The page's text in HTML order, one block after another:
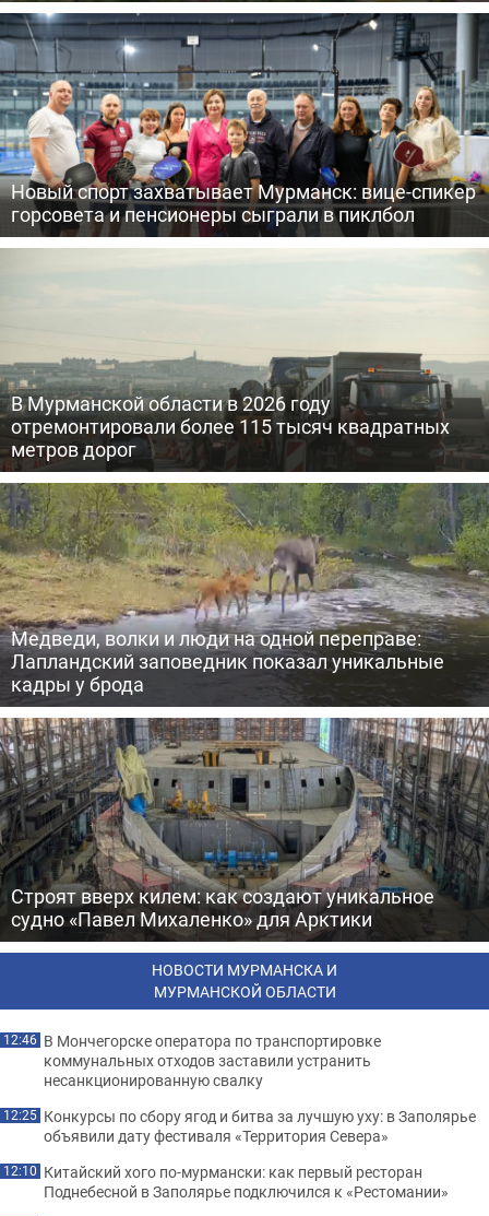
Новый спорт захватывает Мурманск: вице-спикер
горсовета и пенсионеры сыграли в пиклбол
В Мурманской области в 2026 году
отремонтировали более 115 тысяч квадратных
метров дорог
Медведи, волки и люди на одной переправе:
Лапландский заповедник показал уникальные
кадры у брода
Строят вверх килем: как создают уникальное
судно «Павел Михаленко» для Арктики
НОВОСТИ МУРМАНСКА И
МУРМАНСКОЙ ОБЛАСТИ
12:46 В Мончегорске оператора по транспортировке
коммунальных отходов заставили устранить
несанкционированную свалку
12:25 Конкурсы по сбору ягод и битва за лучшую уху: в Заполярье
объявили дату фестиваля «Территория Севера»
12:10 Китайский хого по-мурмански: как первый ресторан
Поднебесной в Заполярье подключился к «Рестомании»